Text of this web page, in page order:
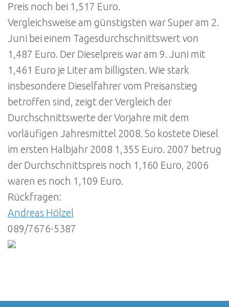
Preis noch bei 1,517 Euro.
Vergleichsweise am günstigsten war Super am 2.
Juni bei einem Tagesdurchschnittswert von
1,487 Euro. Der Dieselpreis war am 9. Juni mit
1,461 Euro je Liter am billigsten. Wie stark
insbesondere Dieselfahrer vom Preisanstieg
betroffen sind, zeigt der Vergleich der
Durchschnittswerte der Vorjahre mit dem
vorläufigen Jahresmittel 2008. So kostete Diesel
im ersten Halbjahr 2008 1,355 Euro. 2007 betrug
der Durchschnittspreis noch 1,160 Euro, 2006
waren es noch 1,109 Euro.
Rückfragen:
Andreas Hölzel
089/7676-5387